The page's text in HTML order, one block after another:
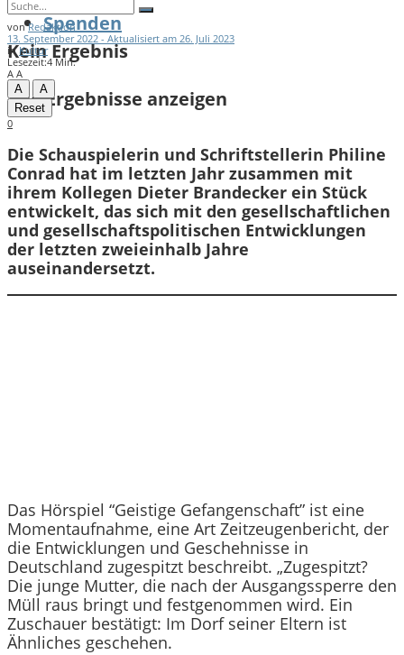
Spenden
Kein Ergebnis
Alle Ergebnisse anzeigen
von Redaktion
13. September 2022 - Aktualisiert am 26. Juli 2023
in Kultur
Lesezeit:4 Min.
A A
A
A
Reset
0
Die Schauspielerin und Schriftstellerin Philine
Conrad hat im letzten Jahr zusammen mit
ihrem Kollegen Dieter Brandecker ein Stück
entwickelt, das sich mit den gesellschaftlichen
und gesellschaftspolitischen Entwicklungen
der letzten zweieinhalb Jahre
auseinandersetzt.
Das Hörspiel “Geistige Gefangenschaft” ist eine
Momentaufnahme, eine Art Zeitzeugenbericht, der
die Entwicklungen und Geschehnisse in
Deutschland zugespitzt beschreibt. „Zugespitzt?
Die junge Mutter, die nach der Ausgangssperre den
Müll raus bringt und festgenommen wird. Ein
Zuschauer bestätigt: Im Dorf seiner Eltern ist
Ähnliches geschehen.